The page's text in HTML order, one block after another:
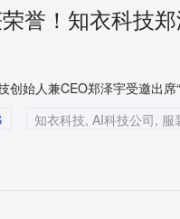
誉！知衣科技
创始人兼CEO郑泽宇受邀出